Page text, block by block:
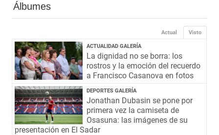
Álbumes
Visto
Actual
ACTUALIDAD GALERÍA
La dignidad no se borra: los
rostros y la emoción del recuerdo
a Francisco Casanova en fotos
DEPORTES GALERÍA
Jonathan Dubasin se pone por
primera vez la camiseta de
Osasuna: las imágenes de su
presentación en El Sadar